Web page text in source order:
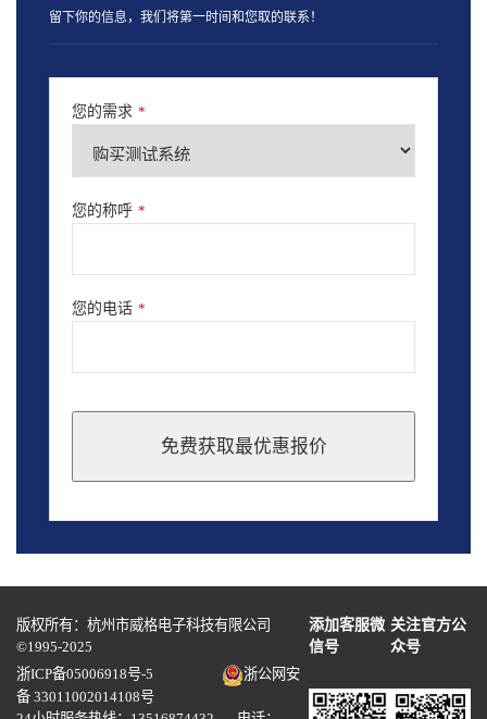
留下你的信息，我们将第一时间和您取的联系！
您的需求 *
您的称呼 *
您的电话 *
免费获取最优惠报价
should
blank
版权所有：杭州市威格电子科技有限公司
©1995-2025
添加客服微
信号
关注官方公
众号
浙ICP备05006918号-5
浙公网安
备 33011002014108号